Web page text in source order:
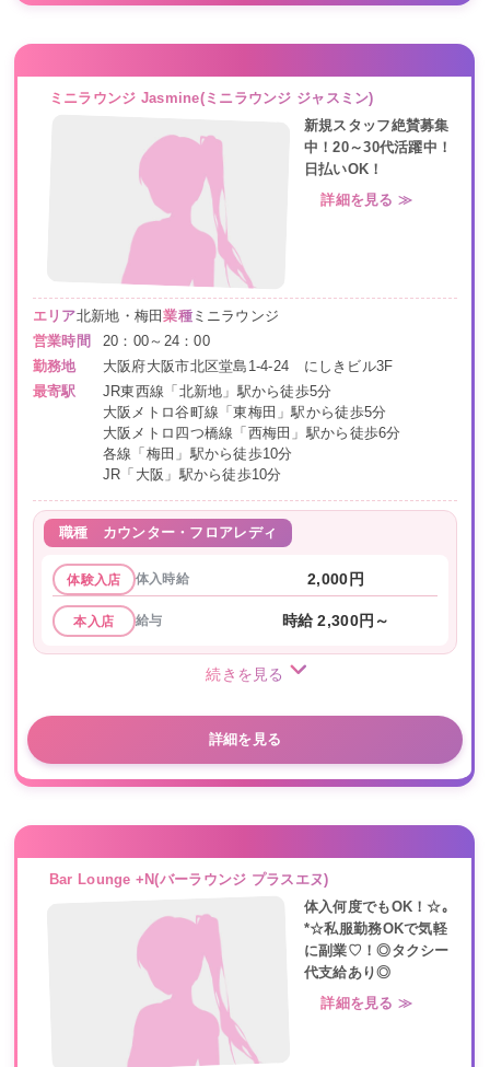
ミニラウンジ Jasmine(ミニラウンジ ジャスミン)
新規スタッフ絶賛募集
中！20～30代活躍中！
日払いOK！
詳細を見る ≫
エリア北新地・梅田業種ミニラウンジ
営業時間
20：00～24：00
勤務地
大阪府大阪市北区堂島1-4-24 にしきビル3F
最寄駅
JR東西線「北新地」駅から徒歩5分
大阪メトロ谷町線「東梅田」駅から徒歩5分
大阪メトロ四つ橋線「西梅田」駅から徒歩6分
各線「梅田」駅から徒歩10分
JR「大阪」駅から徒歩10分
職種 カウンター・フロアレディ
体験入店 体入時給 2,000円
本入店 給与 時給 2,300円～
続きを見る
詳細を見る
Bar Lounge +N(バーラウンジ プラスエヌ)
体入何度でもOK！☆｡
*☆私服勤務OKで気軽
に副業♡！◎タクシー
代支給あり◎
詳細を見る ≫